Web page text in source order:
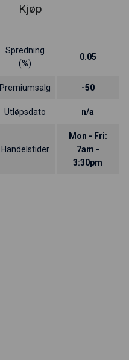
Kjøp
Spredning
(%)
0.05
Premiumsalg -50
Utløpsdato n/a
Handelstider
Mon - Fri:
7am -
3:30pm